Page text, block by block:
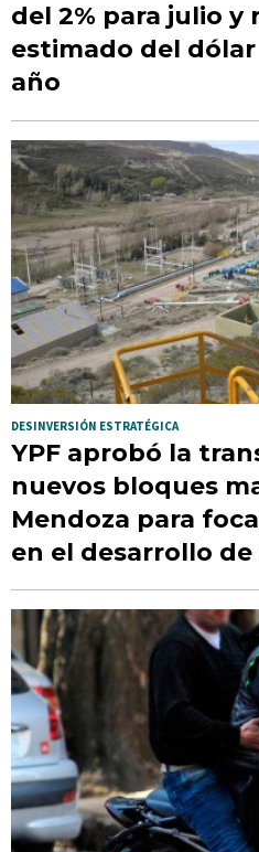
del 2% para julio y
estimado del
año
DESINVERSIÓN ESTRATÉGICA
YPF aprobó la
nuevos bloques
Mendoza para
en el desarrollo de